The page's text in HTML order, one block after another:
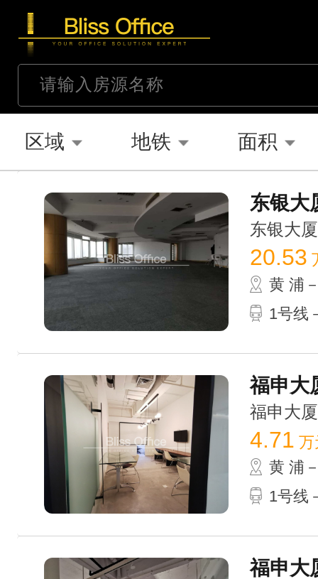
区域 地铁 面积
东银大
东银大
20.53
黄 浦
1号线
福申大
福申大
4.71 万
黄 浦
1号线
福申大